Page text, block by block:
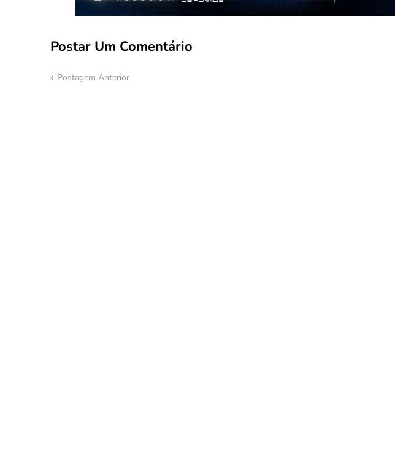
Postar Um Comentário
Postagem Anterior